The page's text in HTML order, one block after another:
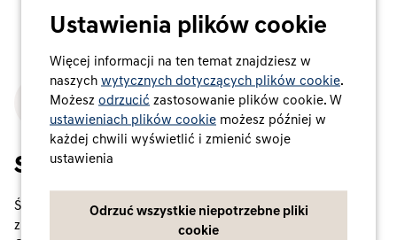
System scentralizowany
Świadectwa pochodzenia są uznaną formą certyfikatów
zielonej energii elektrycznej (tzw. Energy Attribute
Ustawienia plików cookie
Więcej informacji na ten temat znajdziesz w
naszych wytycznych dotyczących plików cookie.
Możesz odrzucić zastosowanie plików cookie. W
ustawieniach plików cookie możesz później w
każdej chwili wyświetlić i zmienić swoje
ustawienia
Odrzuć wszystkie niepotrzebne pliki
cookie